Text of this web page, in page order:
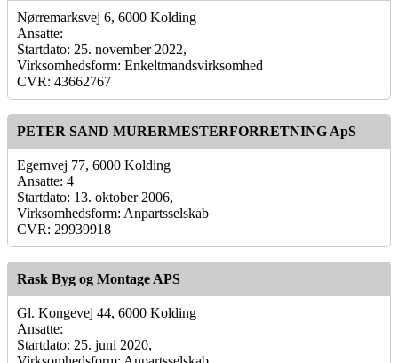
Nørremarksvej 6, 6000 Kolding
Ansatte:
Startdato: 25. november 2022,
Virksomhedsform: Enkeltmandsvirksomhed
CVR: 43662767
PETER SAND MURERMESTERFORRETNING ApS
Egernvej 77, 6000 Kolding
Ansatte: 4
Startdato: 13. oktober 2006,
Virksomhedsform: Anpartsselskab
CVR: 29939918
Rask Byg og Montage APS
Gl. Kongevej 44, 6000 Kolding
Ansatte:
Startdato: 25. juni 2020,